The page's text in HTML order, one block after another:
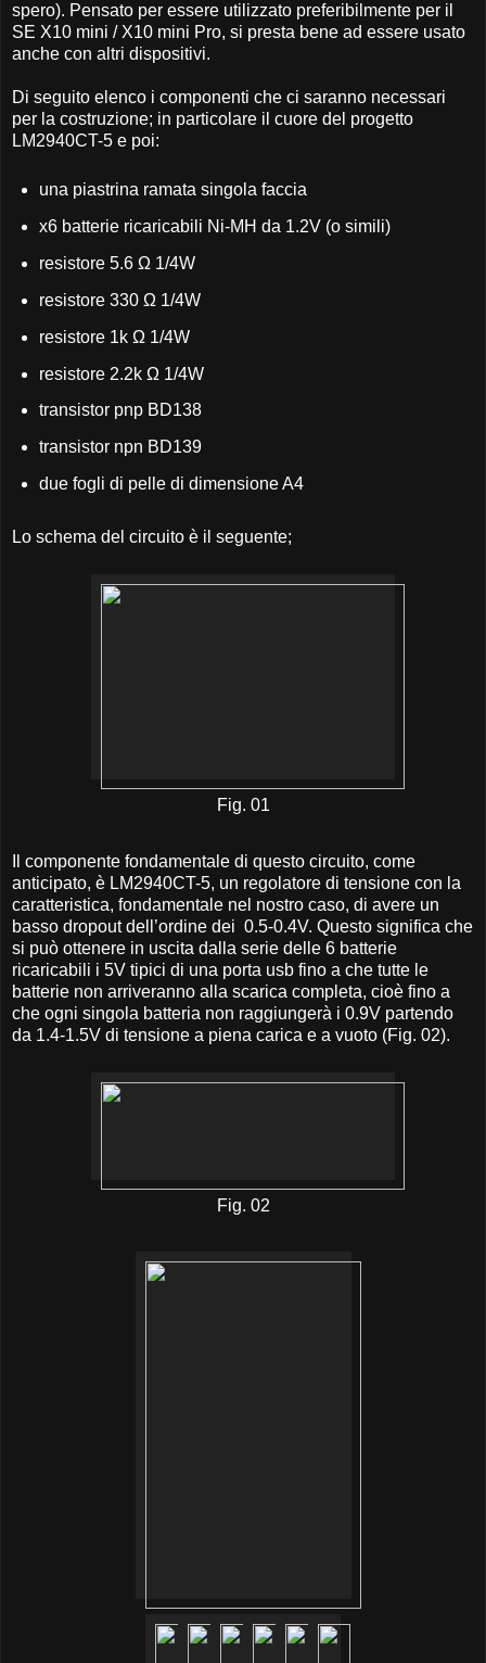
spero). Pensato per essere utilizzato preferibilmente per il
SE X10 mini / X10 mini Pro, si presta bene ad essere usato
anche con altri dispositivi.
Di seguito elenco i componenti che ci saranno necessari
per la costruzione; in particolare il cuore del progetto
LM2940CT-5 e poi:
una piastrina ramata singola faccia
x6 batterie ricaricabili Ni-MH da 1.2V (o simili)
resistore 5.6 Ω 1/4W
resistore 330 Ω 1/4W
resistore 1k Ω 1/4W
resistore 2.2k Ω 1/4W
transistor pnp BD138
transistor npn BD139
due fogli di pelle di dimensione A4
Lo schema del circuito è il seguente;
Fig. 01
Il componente fondamentale di questo circuito, come
anticipato, è LM2940CT-5, un regolatore di tensione con la
caratteristica, fondamentale nel nostro caso, di avere un
basso dropout dell’ordine dei 0.5-0.4V. Questo significa che
si può ottenere in uscita dalla serie delle 6 batterie
ricaricabili i 5V tipici di una porta usb fino a che tutte le
batterie non arriveranno alla scarica completa, cioè fino a
che ogni singola batteria non raggiungerà i 0.9V partendo
da 1.4-1.5V di tensione a piena carica e a vuoto (Fig. 02).
Fig. 02